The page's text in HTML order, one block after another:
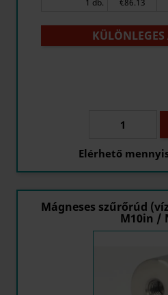
1 db. €86.13
Elérhető
Mágneses szűrőrúd
M10in /